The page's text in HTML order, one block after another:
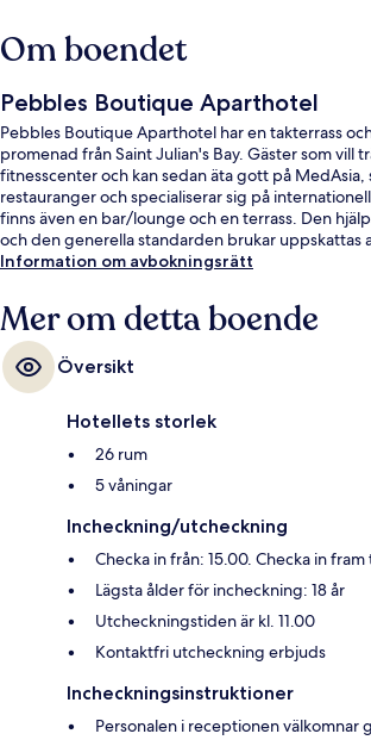
Om boendet
Pebbles Boutique Aparthotel
Pebbles Boutique Aparthotel har en takterrass
promenad från Saint Julian's Bay. Gäster som vill
fitnesscenter och kan sedan äta gott på MedAsia,
restauranger och specialiserar sig på
finns även en bar/lounge och en terrass. Den
och den generella standarden brukar uppskattas
Information om avbokningsrätt
Mer om detta boende
Översikt
Hotellets storlek
26 rum
5 våningar
Incheckning/utcheckning
Checka in från: 15.00. Checka in
Lägsta ålder för incheckning: 18 år
Utcheckningstiden är kl. 11.00
Kontaktfri utcheckning erbjuds
Incheckningsinstruktioner
Personalen i receptionen välkomnar